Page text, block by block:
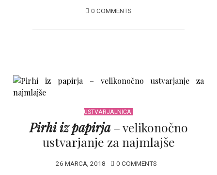
0 COMMENTS
USTVARJALNICA
Pirhi iz papirja– velikonočno
ustvarjanje za najmlajše
26 MARCA, 2018 0 COMMENTS